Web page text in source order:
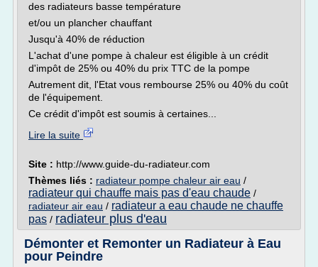
des radiateurs basse température
et/ou un plancher chauffant
Jusqu'à 40% de réduction
L'achat d'une pompe à chaleur est éligible à un crédit
d'impôt de 25% ou 40% du prix TTC de la pompe
Autrement dit, l'Etat vous rembourse 25% ou 40% du coût
de l'équipement.
Ce crédit d'impôt est soumis à certaines...
Lire la suite
Site : http://www.guide-du-radiateur.com
Thèmes liés : radiateur pompe chaleur air eau /
radiateur qui chauffe mais pas d'eau chaude /
radiateur air eau / radiateur a eau chaude ne chauffe
pas / radiateur plus d'eau
Démonter et Remonter un Radiateur à Eau
pour Peindre